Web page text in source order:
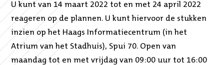
U kunt van 14 maart 2022 tot en met 24 april 2022
reageren op de plannen. U kunt hiervoor de stukken
inzien op het Haags Informatiecentrum (in het
Atrium van het Stadhuis), Spui 70. Open van
maandag tot en met vrijdag van 09:00 uur tot 16:00